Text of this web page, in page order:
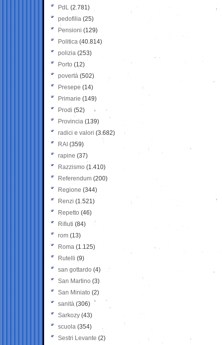
PdL (2.781)
pedofilia (25)
Pensioni (129)
Politica (40.814)
polizia (253)
Porto (12)
povertà (502)
Presepe (14)
Primarie (149)
Prodi (52)
Provincia (139)
radici e valori (3.682)
RAI (359)
rapine (37)
Razzismo (1.410)
Referendum (200)
Regione (344)
Renzi (1.521)
Repetto (46)
Rifiuti (84)
rom (13)
Roma (1.125)
Rutelli (9)
san gottardo (4)
San Martino (3)
San Miniato (2)
sanità (306)
Sarkozy (43)
scuola (354)
Sestri Levante (2)